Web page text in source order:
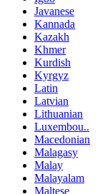
Javanese
Kannada
Kazakh
Khmer
Kurdish
Kyrgyz
Latin
Latvian
Lithuanian
Luxembou..
Macedonian
Malagasy
Malay
Malayalam
Maltese